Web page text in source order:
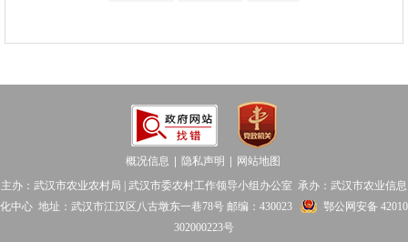
概况信息 隐私声明
网站地图
主办：武汉市农业农村局 | 武汉市委农村工作领导小组办公室 承办：武汉市农业信息
化中心 地址：武汉市江汉区八古墩东一巷78号 邮编：430023
鄂公网安备 42010
302000223号